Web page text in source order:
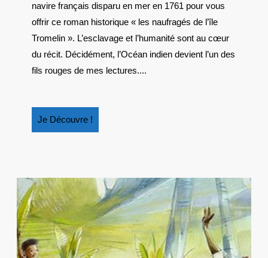
LES
NAUFRAGÉS
DE
L’ÎLE
navire français disparu en mer en 1761 pour vous
offrir ce roman historique « les naufragés de l’île
Tromelin ». L’esclavage et l’humanité sont au cœur
du récit. Décidément, l’Océan indien devient l’un des
fils rouges de mes lectures....
Je Découvre !
Découvre